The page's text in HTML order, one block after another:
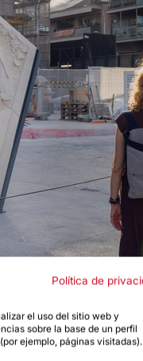
Política de
el uso del sitio web y
sobre la base de un perfil
ejemplo, páginas visitadas).